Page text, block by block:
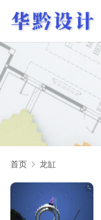
首页 龙缸